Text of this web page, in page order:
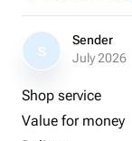
S
Sender
July 2026
Shop service
Value for money